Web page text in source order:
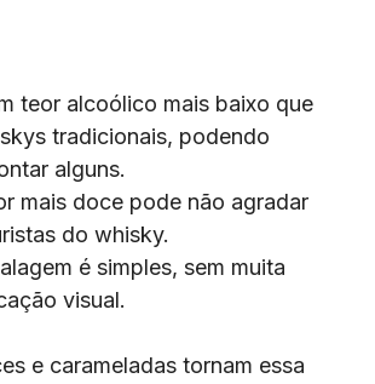
teor alcoólico mais baixo que
tradicionais, podendo
alguns.
mais doce pode não agradar
do whisky.
é simples, sem muita
visual.
e carameladas tornam essa